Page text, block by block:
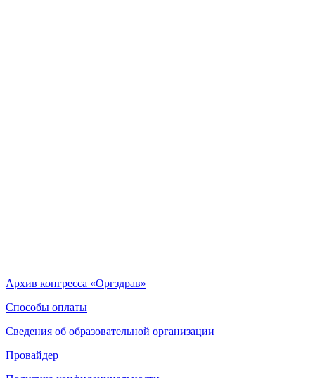
Архив конгресса «Оргздрав»
Способы оплаты
Сведения об образовательной организации
Провайдер